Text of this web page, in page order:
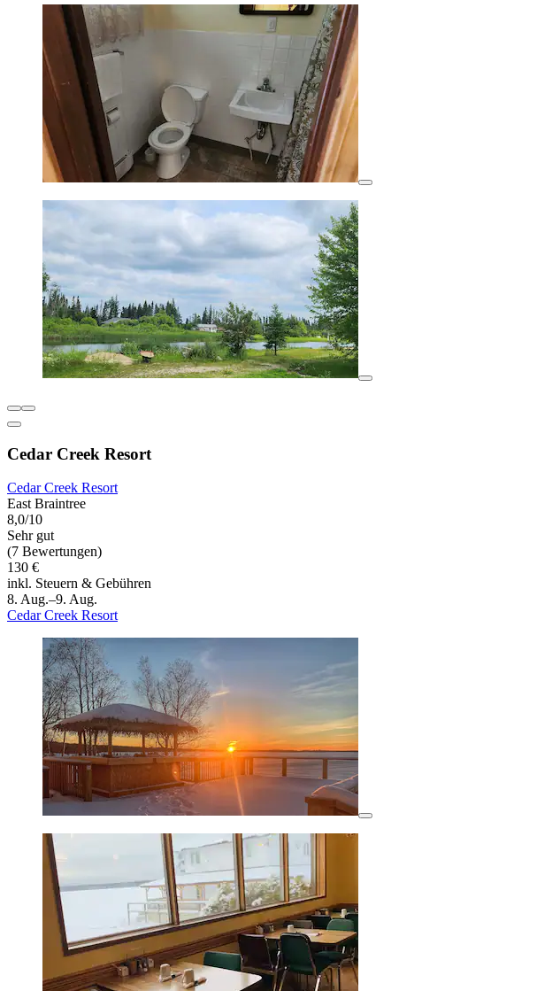
Cedar Creek Resort
Cedar Creek Resort
East Braintree
8,0/10
Sehr gut
(7 Bewertungen)
130 €
inkl. Steuern & Gebühren
8. Aug.–9. Aug.
Cedar Creek Resort